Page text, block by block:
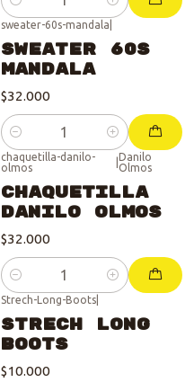
Cantidad
sweater-60s-mandala
Sweater 60s
Mandala
$32.000
Cantidad
chaquetilla-danilo-
olmos
|Danilo
Olmos
Chaquetilla
Danilo Olmos
$32.000
Cantidad
Strech-Long-Boots
Strech Long
Boots
$10.000